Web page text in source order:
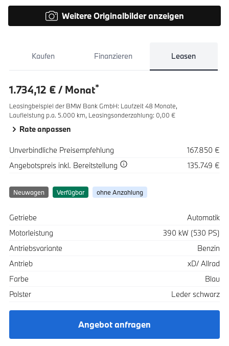
Weitere Originalbilder anzeigen
Kaufen Finanzieren Leasen
1.734,12 € / Monat*
Leasingbeispiel der BMW Bank GmbH: Laufzeit 48 Monate,
Laufleistung p.a. 5.000 km, Leasingsonderzahlung: 0,00 €
Rate anpassen
SpezifikationWert
Unverbindliche Preisempfehlung
167.850 €
Spezifikation Wert
Angebotspreis inkl. Bereitstellung 135.749 €
Neuwagen Verfügbar ohne Anzahlung
Spezifikation
Getriebe
Automatik
Motorleistung
390 kW (530 PS)
Antriebsvariante
Benzin
Antrieb
xD/ Allrad
Farbe
Blau
Polster
Leder schwarz
Angebot anfragen